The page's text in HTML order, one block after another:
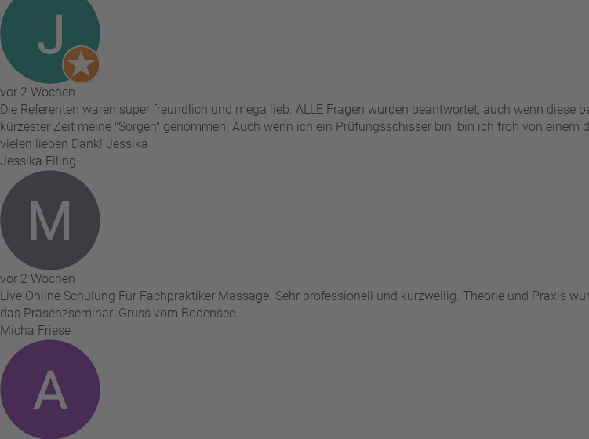
vor 2 Wochen
Die Referenten waren super freundlich und mega lieb. ALLE Fragen wurden beantwortet, auch wenn
kürzester Zeit meine "Sorgen" genommen. Auch wenn ich ein Prüfungsschisser bin, bin ich froh von
vielen lieben Dank! Jessika
Jessika Elling
vor 2 Wochen
Live Online Schulung Für Fachpraktiker Massage. Sehr professionell und kurzweilig. Theorie und Praxis
das Präsenzseminar. Gruss vom Bodensee....
Micha Friese